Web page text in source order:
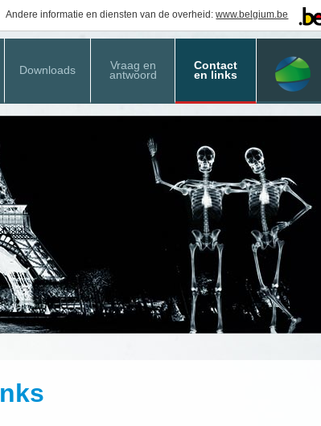
Andere informatie en diensten van de overheid:www.belgium.be
Downloads Vraag en
antwoord
Contact
en links